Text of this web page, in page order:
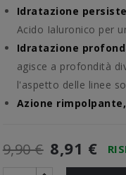
Idratazione
Acido Ialuronico per
Idratazione
agisce a profondità
l'aspetto delle linee
Azione
9,90 € 8,91 €